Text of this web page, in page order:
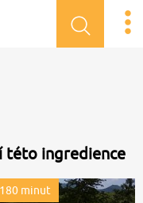
této ingredience
180 minut